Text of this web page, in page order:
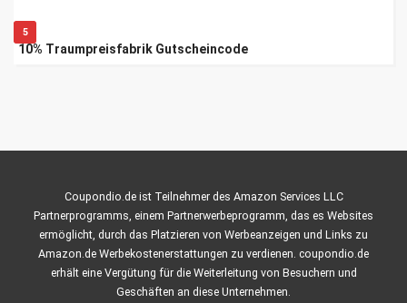
5
10% Traumpreisfabrik Gutscheincode
Coupondio.de ist Teilnehmer des Amazon Services LLC
Partnerprogramms, einem Partnerwerbeprogramm, das es Websites
ermöglicht, durch das Platzieren von Werbeanzeigen und Links zu
Amazon.de Werbekostenerstattungen zu verdienen. coupondio.de
erhält eine Vergütung für die Weiterleitung von Besuchern und
Geschäften an diese Unternehmen.